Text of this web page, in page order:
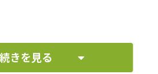
？
続きを見る